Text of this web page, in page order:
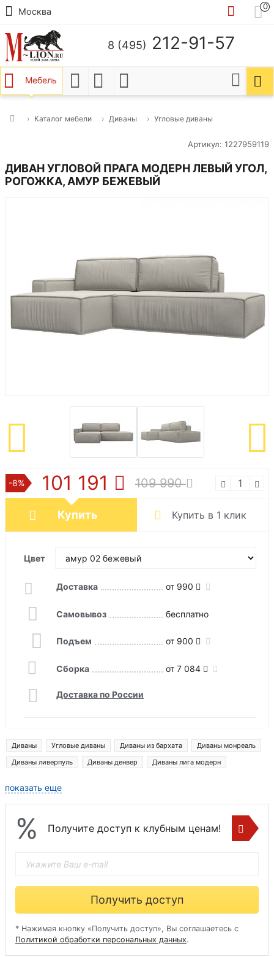
Москва
0
8 (495) 212-91-57
Мебель
Каталог мебели Диваны Угловые диваны
Артикул: 1227959119
ДИВАН УГЛОВОЙ ПРАГА МОДЕРН ЛЕВЫЙ УГОЛ,
РОГОЖКА, АМУР БЕЖЕВЫЙ
-8% 101 191 109 990
Купить Купить в 1 клик
Цвет
Доставка от 990
Самовывоз бесплатно
Подъем от 900
Сборка от 7 084
Доставка по России
Диваны Угловые диваны Диваны из бархата
Диваны монреаль
Диваны ливерпуль
Диваны денвер
Диваны лига модерн
показать еще
% Получите доступ к клубным ценам!
Получить доступ
* Нажимая кнопку «Получить доступ», Вы соглашаетесь с
Политикой обработки персональных данных.